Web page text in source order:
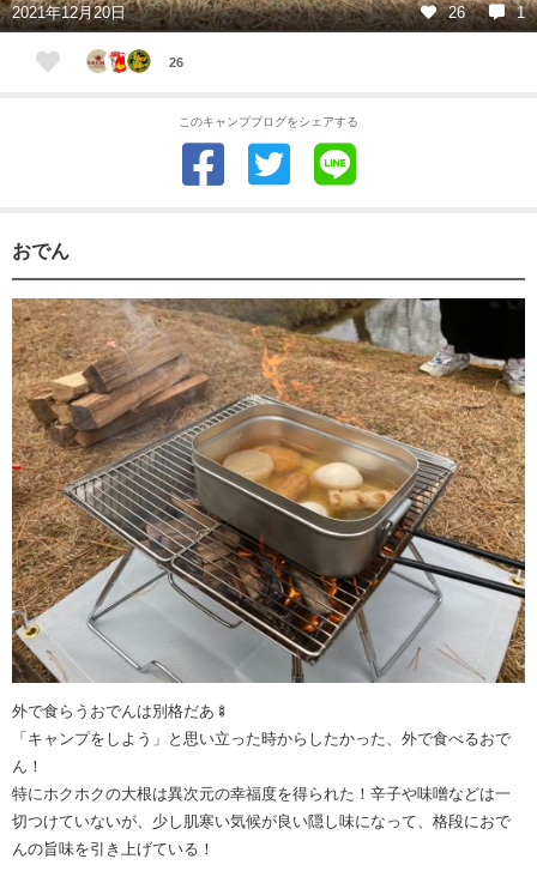
2021年12月20日 26 1
26
このキャンプブログをシェアする
おでん
外で食らうおでんは別格だあ🍢
「キャンプをしよう」と思い立った時からしたかった、外で食べるおで
ん！
特にホクホクの大根は異次元の幸福度を得られた！辛子や味噌などは一
切つけていないが、少し肌寒い気候が良い隠し味になって、格段におで
んの旨味を引き上げている！